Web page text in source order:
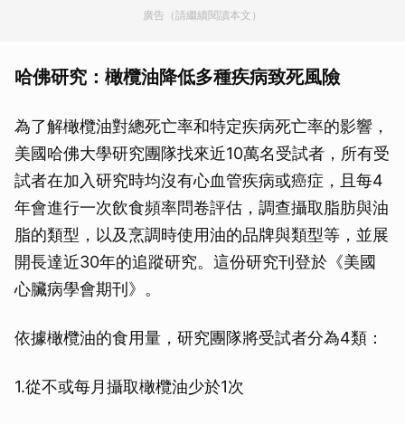
廣告（請繼續閱讀本文）
哈佛研究：橄欖油降低多種疾病致死風險
為了解橄欖油對總死亡率和特定疾病死亡率的影響，
美國哈佛大學研究團隊找來近10萬名受試者，所有受
試者在加入研究時均沒有心血管疾病或癌症，且每4
年會進行一次飲食頻率問卷評估，調查攝取脂肪與油
脂的類型，以及烹調時使用油的品牌與類型等，並展
開長達近30年的追蹤研究。這份研究刊登於《美國
心臟病學會期刊》。
依據橄欖油的食用量，研究團隊將受試者分為4類：
1.從不或每月攝取橄欖油少於1次